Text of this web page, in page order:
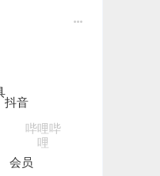
哔哩哔
哩
会员